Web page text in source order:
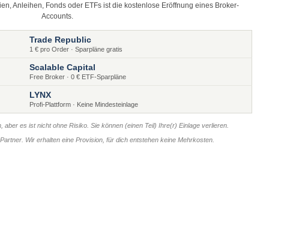
Anleihen, Fonds oder ETFs ist die kostenlose Eröffnung eines Broker-
Accounts.
Trade Republic
1 € pro Order · Sparpläne gratis
Scalable Capital
Free Broker · 0 € ETF-Sparpläne
LYNX
Profi-Plattform · Keine Mindesteinlage
aber es ist nicht ohne Risiko. Sie können (einen Teil) Ihre(r) Einlage verlieren.
Wir erhalten eine Provision, für dich entstehen keine Mehrkosten.